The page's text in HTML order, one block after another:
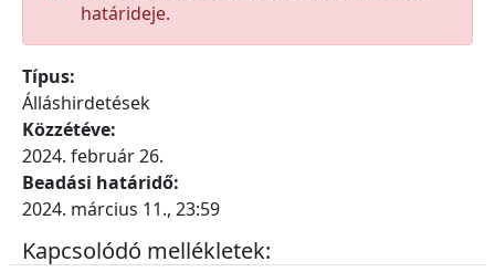
határideje.
Típus:
Álláshirdetések
Közzétéve:
2024. február 26.
Beadási határidő:
2024. március 11., 23:59
Kapcsolódó mellékletek: